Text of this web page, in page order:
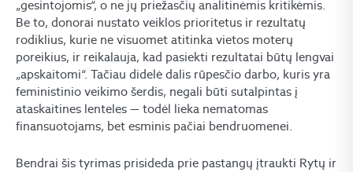
„gesintojomis“, o ne jų priežasčių analitinėmis kritikėmis.
Be to, donorai nustato veiklos prioritetus ir rezultatų
rodiklius, kurie ne visuomet atitinka vietos moterų
poreikius, ir reikalauja, kad pasiekti rezultatai būtų lengvai
„apskaitomi“. Tačiau didelė dalis rūpesčio darbo, kuris yra
feministinio veikimo šerdis, negali būti sutalpintas į
ataskaitines lenteles — todėl lieka nematomas
finansuotojams, bet esminis pačiai bendruomenei.
Bendrai šis tyrimas prisideda prie pastangų įtraukti Rytų ir